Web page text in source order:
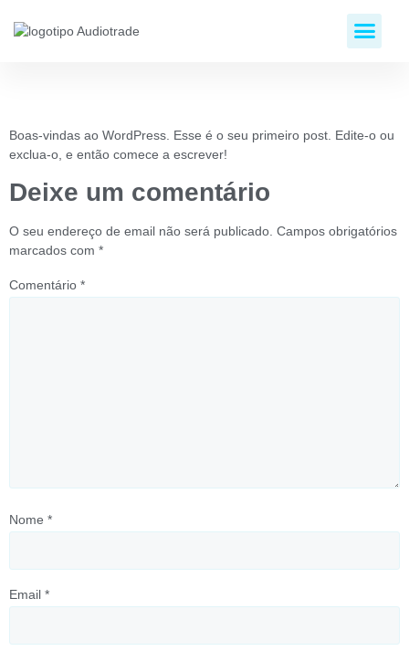
Boas-vindas ao WordPress. Esse é o seu primeiro post. Edite-o ou
exclua-o, e então comece a escrever!
Deixe um comentário
O seu endereço de email não será publicado. Campos obrigatórios
marcados com *
Comentário *
Nome *
Email *